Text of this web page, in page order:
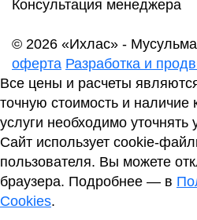
Консультация менеджера
© 2026 «Ихлас» -
оферта Разработка и
Все цены и расчеты
точную стоимость и наличие
услуги необходимо
Сайт использует cookie-
пользователя. Вы можете
браузера. Подробнее — в
Cookies.